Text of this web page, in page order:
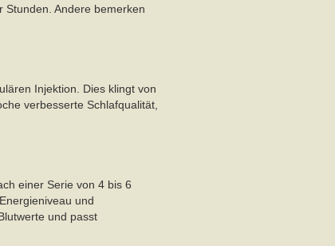
Stunden. Andere bemerken
Injektion. Dies klingt von
verbesserte Schlafqualität,
einer Serie von 4 bis 6
und
und passt